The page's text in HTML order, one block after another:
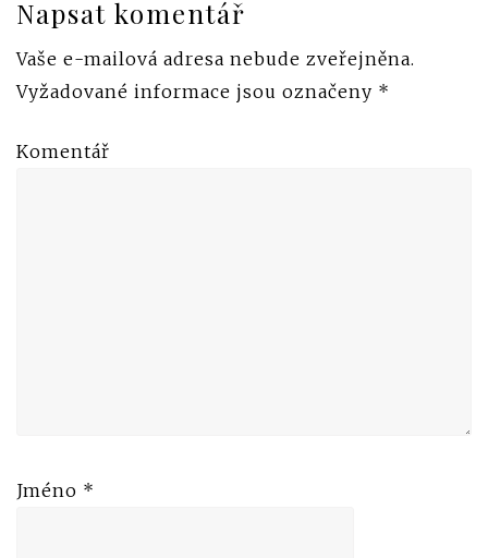
Napsat komentář
Vaše e-mailová adresa nebude zveřejněna.
Vyžadované informace jsou označeny *
Komentář
Jméno *